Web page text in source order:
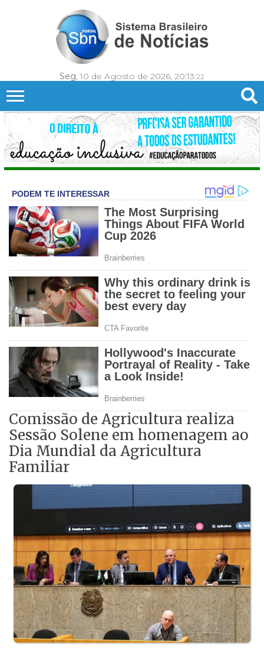
Seg, 10 de Agosto de 2026, 20:13:24
Comissão de Agricultura realiza
Sessão Solene em homenagem ao
Dia Mundial da Agricultura
Familiar